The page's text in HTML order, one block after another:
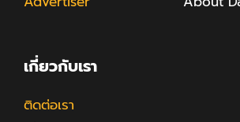
เกี่ยวกับเรา
ติดต่อเรา